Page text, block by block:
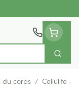
du corps / Cellulite -